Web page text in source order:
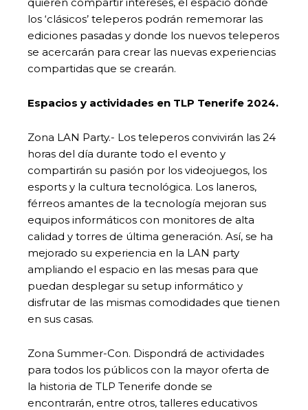
los ‘clásicos’ teleperos podrán rememorar las
ediciones pasadas y donde los nuevos teleperos
se acercarán para crear las nuevas experiencias
compartidas que se crearán.
Espacios y actividades en TLP Tenerife 2024.
Zona LAN Party.- Los teleperos convivirán las 24
horas del día durante todo el evento y
compartirán su pasión por los videojuegos, los
esports y la cultura tecnológica. Los laneros,
férreos amantes de la tecnología mejoran sus
equipos informáticos con monitores de alta
calidad y torres de última generación. Así, se ha
mejorado su experiencia en la LAN party
ampliando el espacio en las mesas para que
puedan desplegar su setup informático y
disfrutar de las mismas comodidades que tienen
en sus casas.
Zona Summer-Con. Dispondrá de actividades
para todos los públicos con la mayor oferta de
la historia de TLP Tenerife donde se
encontrarán, entre otros, talleres educativos